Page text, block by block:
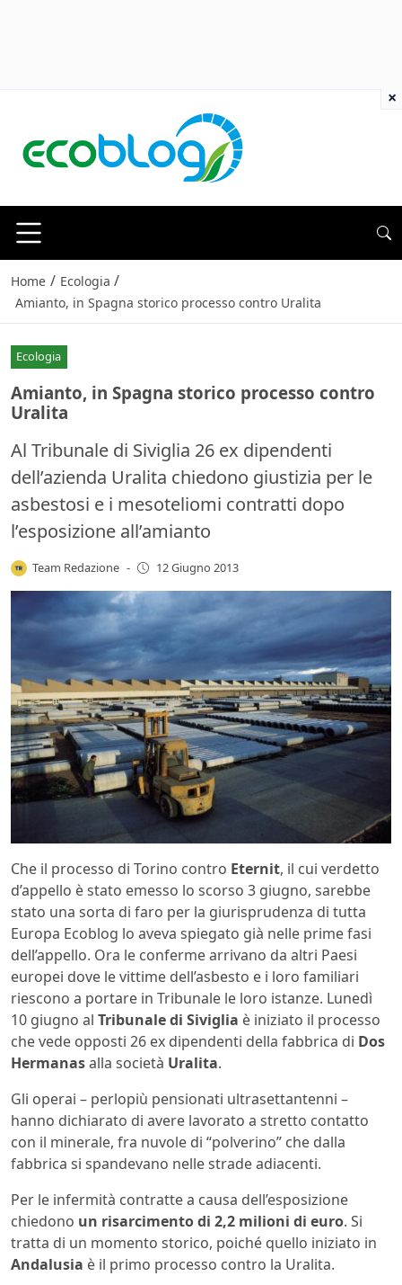
Home / Ecologia /
Amianto, in Spagna storico processo contro Uralita
Ecologia
Amianto, in Spagna storico processo contro
Uralita
Al Tribunale di Siviglia 26 ex dipendenti
dell’azienda Uralita chiedono giustizia per le
asbestosi e i mesoteliomi contratti dopo
l’esposizione all’amianto
Team Redazione - 12 Giugno 2013
Che il processo di Torino contro Eternit, il cui verdetto
d’appello è stato emesso lo scorso 3 giugno, sarebbe
stato una sorta di faro per la giurisprudenza di tutta
Europa Ecoblog lo aveva spiegato già nelle prime fasi
dell’appello. Ora le conferme arrivano da altri Paesi
europei dove le vittime dell’asbesto e i loro familiari
riescono a portare in Tribunale le loro istanze. Lunedì
10 giugno al Tribunale di Siviglia è iniziato il processo
che vede opposti 26 ex dipendenti della fabbrica di Dos
Hermanasalla società Uralita.
Gli operai – perlopiù pensionati ultrasettantenni –
hanno dichiarato di avere lavorato a stretto contatto
con il minerale, fra nuvole di “polverino” che dalla
fabbrica si spandevano nelle strade adiacenti.
Per le infermità contratte a causa dell’esposizione
chiedono un risarcimento di 2,2 milioni di euro. Si
tratta di un momento storico, poiché quello iniziato in
Andalusia è il primo processo contro la Uralita.
×